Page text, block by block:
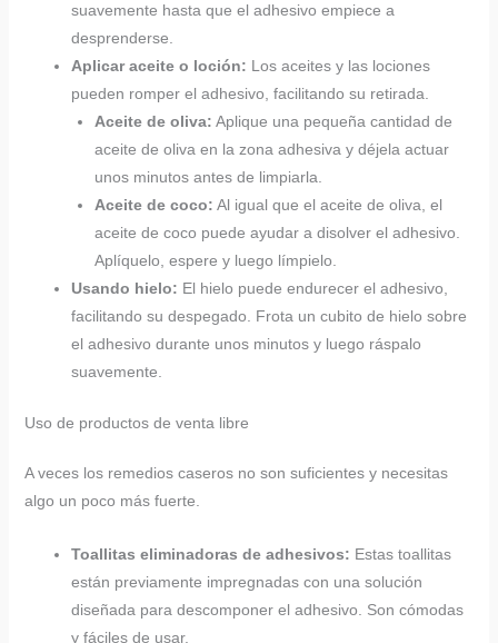
suavemente hasta que el adhesivo empiece a
desprenderse.
Aplicar aceite o loción: Los aceites y las lociones
pueden romper el adhesivo, facilitando su retirada.
Aceite de oliva: Aplique una pequeña cantidad de
aceite de oliva en la zona adhesiva y déjela actuar
unos minutos antes de limpiarla.
Aceite de coco: Al igual que el aceite de oliva, el
aceite de coco puede ayudar a disolver el adhesivo.
Aplíquelo, espere y luego límpielo.
Usando hielo: El hielo puede endurecer el adhesivo,
facilitando su despegado. Frota un cubito de hielo sobre
el adhesivo durante unos minutos y luego ráspalo
suavemente.
Uso de productos de venta libre
A veces los remedios caseros no son suficientes y necesitas
algo un poco más fuerte.
Toallitas eliminadoras de adhesivos: Estas toallitas
están previamente impregnadas con una solución
diseñada para descomponer el adhesivo. Son cómodas
y fáciles de usar.